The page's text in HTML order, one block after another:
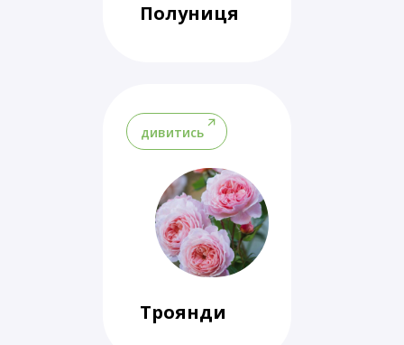
Полуниця
Троянди
дивитись